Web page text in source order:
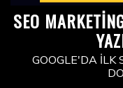
SEO
GOOGLE'DA İLK